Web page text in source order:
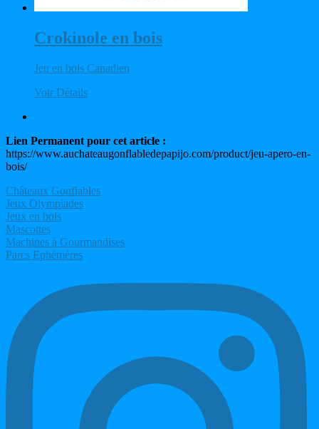
Crokinole en bois
Jeu en bois Canadien
Voir Détails
Lien Permanent pour cet article :
https://www.auchateaugonflabledepapijo.com/product/jeu-apero-en-
bois/
Châteaux Gonflables
Jeux Olympiades
Jeux en bois
Mascottes
Machines à Gourmandises
Parcs Ephémères